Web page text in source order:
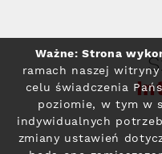
Ważne: Strona
ramach naszej
celu świadczenia
poziomie, w tym w
indywidualnych
zmiany ustawień